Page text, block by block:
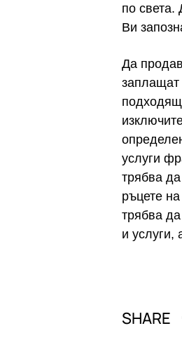
по света.
Ви
Да
заплащат
подходящ
услуги
трябва
ръцете
трябва
и услуги,
SHARE